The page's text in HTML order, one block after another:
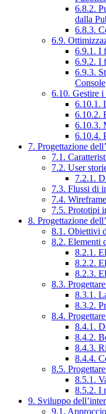
6.8.2.
dalla
6.8.3.
6.9.
6.9.1. I
6.9.2. I
6.9.3.
Console
6.10. Gestire i
6.10.1.
6.10.2.
6.10.3.
6.10.4.
7. Progettazione
7.1.
7.2. User
7.2.1.
7.3. Flussi di
7.4. Wireframe
7.5. Prototipi
8. Progettazione
8.1. Obiettivi
8.2. Elementi
8.2.1.
8.2.2.
8.2.3.
8.3.
8.3.1.
8.3.2.
8.4.
8.4.1.
8.4.2.
8.4.3.
8.4.4.
8.5.
8.5.1.
8.5.2. I
9. Sviluppo
9.1.